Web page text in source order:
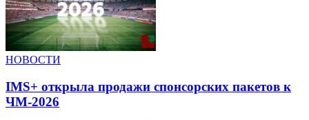
НОВОСТИ
IMS+ открыла продажи спонсорских пакетов к
ЧМ-2026